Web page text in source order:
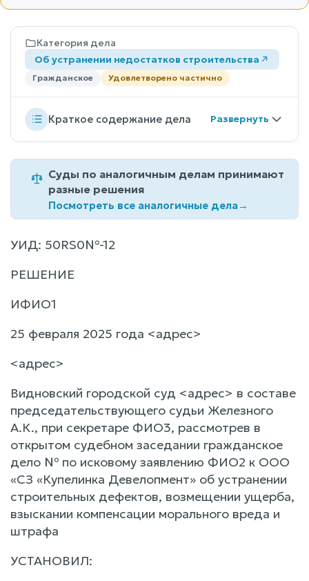
Категория дела
Об устранении недостатков строительства
Гражданское Удовлетворено частично
Краткое содержание дела
Суды по аналогичным делам принимают
разные решения
Посмотреть все аналогичные дела→
УИД: 50RS0№-12
РЕШЕНИЕ
ИФИО1
25 февраля 2025 года <адрес>
<адрес>
Видновский городской суд <адрес> в составе
председательствующего судьи Железного
А.К., при секретаре ФИО3, рассмотрев в
открытом судебном заседании гражданское
дело № по исковому заявлению ФИО2 к ООО
«СЗ «Купелинка Девелопмент» об устранении
строительных дефектов, возмещении ущерба,
взыскании компенсации морального вреда и
штрафа
УСТАНОВИЛ: